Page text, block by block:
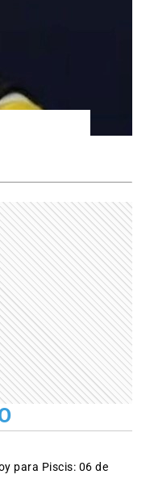
para Piscis: 06 de